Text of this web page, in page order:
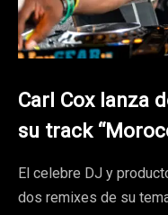
Carl Cox lanza
su track
El celebre DJ y
dos remixes de su